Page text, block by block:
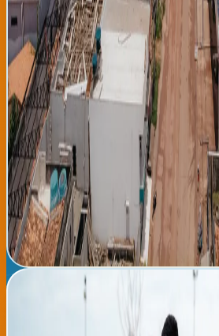
económica como responsabilidad
embargo, expertos señalan desafíos
eléctrica brasileña requiere
manejar variabilidad de fuentes
eólica, requiriendo sistemas de
(baterías masivas) que actualmente son
también considerar transición justa
industria de combustibles fósiles,
de petróleo y carbón que otros países
próximos cuatro años serán críticos
puede implementar transición
mantiene crecimiento económico y
éxito, Brazil se convertiría en modelo
desarrollo sobre cómo compatibilizar
sostenibilidad ambiental.
Leer noticia completa →
Athletic Club vence a Getafe 2-1 en
perfecta para LaLiga 2026-27